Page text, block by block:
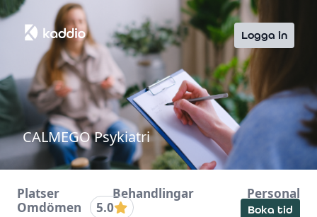
Logga in
CALMEGO Psykiatri
Platser Behandlingar
Personal
Omdömen
5.0 Boka tid